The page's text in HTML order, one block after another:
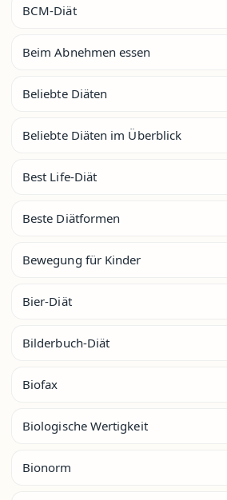
BCM-Diät
Beim Abnehmen essen
Beliebte Diäten
Beliebte Diäten im Überblick
Best Life-Diät
Beste Diätformen
Bewegung für Kinder
Bier-Diät
Bilderbuch-Diät
Biofax
Biologische Wertigkeit
Bionorm